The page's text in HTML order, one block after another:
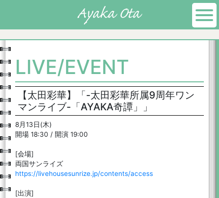
LIVE/EVENT
【太田彩華】「-太田彩華所属9周年ワン
マンライブ-「AYAKA奇譚」」
8月13日(木)
開場 18:30 / 開演 19:00
[会場]
両国サンライズ
https://livehousesunrize.jp/contents/access
[出演]